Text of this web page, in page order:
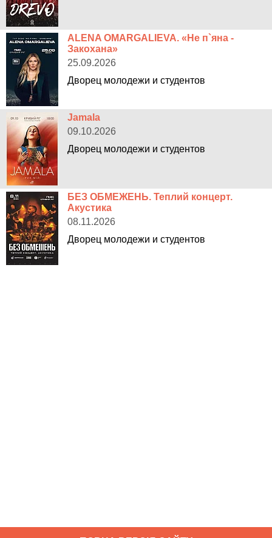
ALENA OMARGALIEVA. «Не п`яна -
Закохана»
25.09.2026
Дворец молодежи и студентов
Jamala
09.10.2026
Дворец молодежи и студентов
БЕЗ ОБМЕЖЕНЬ. Теплий концерт.
Акустика
08.11.2026
Дворец молодежи и студентов